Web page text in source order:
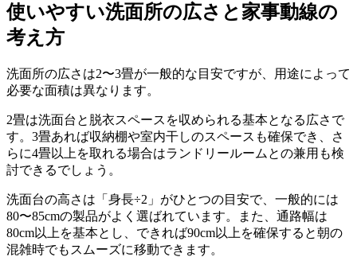
使いやすい洗面所の広さと家事動線の
考え方
洗面所の広さは2〜3畳が一般的な目安ですが、用途によって
必要な面積は異なります。
2畳は洗面台と脱衣スペースを収められる基本となる広さで
す。3畳あれば収納棚や室内干しのスペースも確保でき、さ
らに4畳以上を取れる場合はランドリールームとの兼用も検
討できるでしょう。
洗面台の高さは「身長÷2」がひとつの目安で、一般的には
80〜85cmの製品がよく選ばれています。また、通路幅は
80cm以上を基本とし、できれば90cm以上を確保すると朝の
混雑時でもスムーズに移動できます。